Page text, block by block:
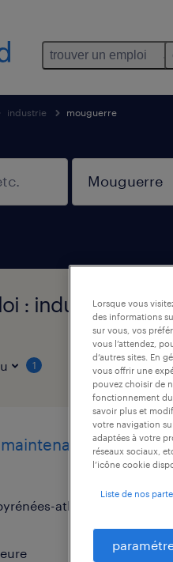
trouver un emploi
industrie mouguerre
: industrie,
1 type de contrat
atlantiques
Lorsque vous
des informations
sur vous, vos
vous l’attendez,
d’autres sites. En
vous offrir une
pouvez choisir de
fonctionnement du
savoir plus et
votre navigation
adaptées à votre
réseaux sociaux,
l’icône cookie
Liste de nos